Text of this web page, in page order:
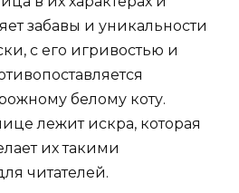
забавы и уникальности
с его игривостью и
белому коту.
лежит искра, которая
их такими
читателей.